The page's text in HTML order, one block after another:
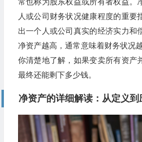
常也称为股东权益或所有者权益。
人或公司财务状况健康程度的重要
出一个人或公司真实的经济实力和
净资产越高，通常意味着财务状况
你清楚地了解，如果变卖所有资产
最终还能剩下多少钱。
净资产的详细解读：从定义到